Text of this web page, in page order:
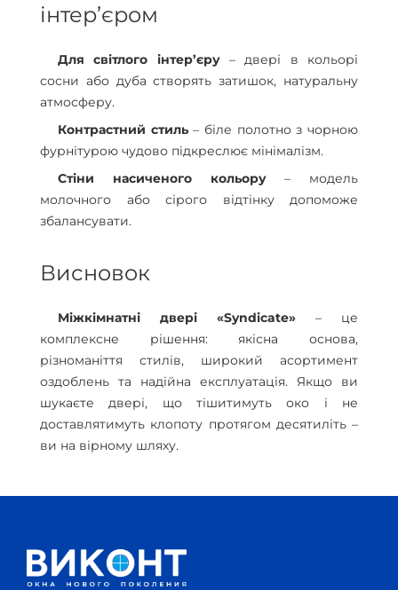
інтер’єром
Для світлого інтер’єру– двері в кольорі
сосни або дуба створять затишок, натуральну
атмосферу.
Контрастний стиль– біле полотно з чорною
фурнітурою чудово підкреслює мінімалізм.
Стіни насиченого кольору– модель
молочного або сірого відтінку допоможе
збалансувати.
Висновок
Міжкімнатні двері «Syndicate» – це
комплексне рішення: якісна основа,
різноманіття стилів, широкий асортимент
оздоблень та надійна експлуатація. Якщо ви
шукаєте двері, що тішитимуть око і не
доставлятимуть клопоту протягом десятиліть –
ви на вірному шляху.